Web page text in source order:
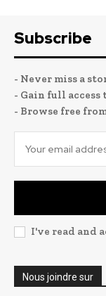
Subscribe
- Never miss a
- Gain full
- Browse free
I've read and
Nous joindre sur